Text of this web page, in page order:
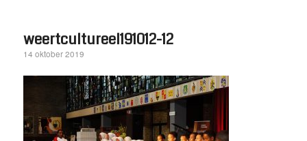
weertcultureel191012-12
14 oktober 2019